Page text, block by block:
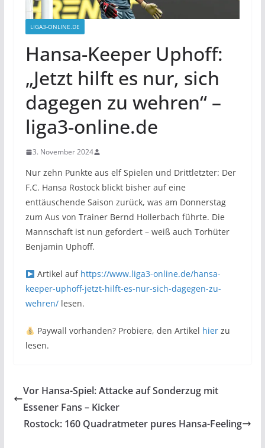
LIGA3-ONLINE.DE
Hansa-Keeper Uphoff:
„Jetzt hilft es nur, sich
dagegen zu wehren“ –
liga3-online.de
3. November 2024
Nur zehn Punkte aus elf Spielen und Drittletzter: Der
F.C. Hansa Rostock blickt bisher auf eine
enttäuschende Saison zurück, was am Donnerstag
zum Aus von Trainer Bernd Hollerbach führte. Die
Mannschaft ist nun gefordert – weiß auch Torhüter
Benjamin Uphoff.
Artikel auf https://www.liga3-online.de/hansa-
keeper-uphoff-jetzt-hilft-es-nur-sich-dagegen-zu-
wehren/lesen.
Paywall vorhanden? Probiere, den Artikel hierzu
lesen.
Vor Hansa-Spiel: Attacke auf Sonderzug mit
Essener Fans – Kicker
Rostock: 160 Quadratmeter pures Hansa-Feeling